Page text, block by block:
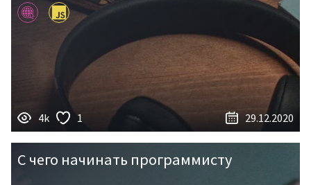
4k 1 29.12.2020
С чего начинать программисту